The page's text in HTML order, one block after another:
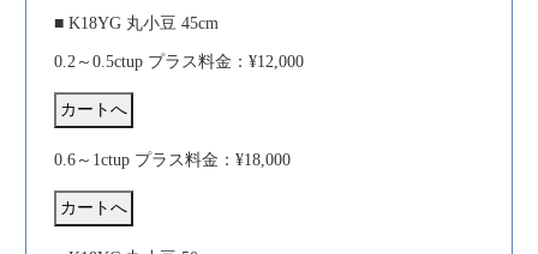
■ K18YG 丸小豆 45cm
0.2～0.5ctup プラス料金：¥12,000
0.6～1ctup プラス料金：¥18,000